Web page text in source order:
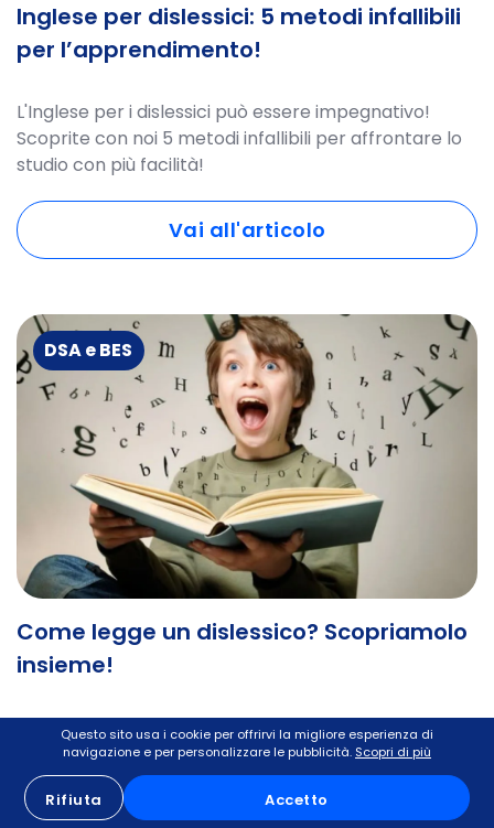
Inglese per dislessici: 5 metodi infallibili
per l’apprendimento!
L'Inglese per i dislessici può essere impegnativo!
Scoprite con noi 5 metodi infallibili per affrontare lo
studio con più facilità!
Vai all'articolo
DSA e BES
Come legge un dislessico? Scopriamolo
insieme!
In questo articolo scopriremo insieme come legge un
dislessico e cercheremo di rispondere a quello che
un po' tutti si chiedono: può un dislessico raggiungere
autonomia nella lettura?
Questo sito usa i cookie per offrirvi la migliore esperienza di
navigazione e per personalizzare le pubblicità. Scopri di più
Rifiuta Accetto